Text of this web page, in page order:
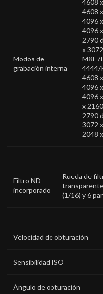
Modos de
grabación interna
4608
4608
4096
4096
2790
x
MXF /
4444/
4608
4096
4096
x
2790
3072
2048
Filtro ND
incorporado
Rueda de
(1/16) y 6
Velocidad de obturación
Sensibilidad ISO
Ángulo de obturación